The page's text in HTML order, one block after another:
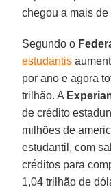
chegou a mais
Segundo o
estudantis
por ano e agora
trilhão. A
de crédito
milhões de
estudantil, com
créditos para
1,04 trilhão de